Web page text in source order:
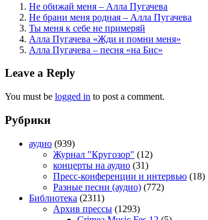
Не обижай меня – Алла Пугачева
Не брани меня родная – Алла Пугачева
Ты меня к себе не примеряй
Алла Пугачева «Жди и помни меня»
Алла Пугачева – песня «на Бис»
Leave a Reply
You must be logged in to post a comment.
Рубрики
аудио (939)
Журнал "Кругозор" (12)
концерты на аудио (31)
Пресс-конференции и интервью (18)
Разные песни (аудио) (772)
Библиотека (2311)
Архив прессы (1293)